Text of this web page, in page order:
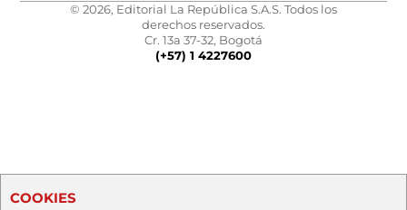
© 2026, Editorial La República S.A.S. Todos los
derechos reservados.
Cr. 13a 37-32, Bogotá
(+57) 1 4227600
COOKIES